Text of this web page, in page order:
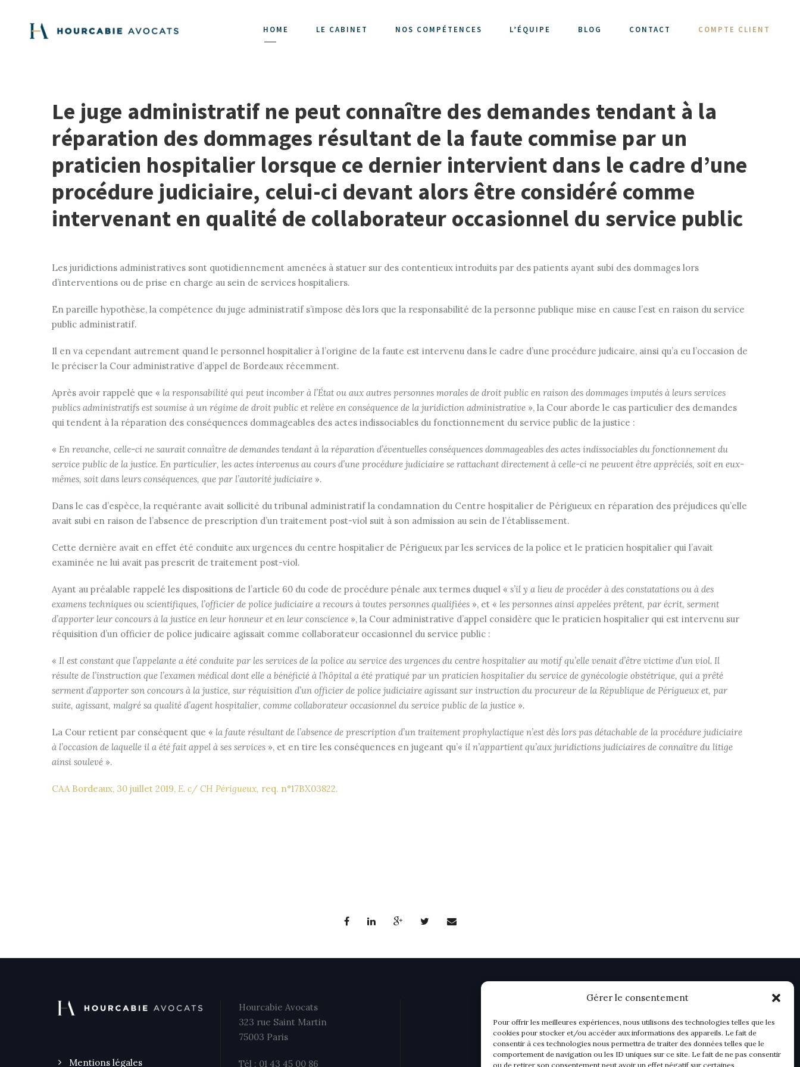
Gérer le consentement
Pour offrir les meilleures expériences, nous utilisons des technologies telles que les
cookies pour stocker et/ou accéder aux informations des appareils. Le fait de
consentir à ces technologies nous permettra de traiter des données telles que le
comportement de navigation ou les ID uniques sur ce site. Le fait de ne pas consentir
ou de retirer son consentement peut avoir un effet négatif sur certaines
HOME LE CABINET NOS COMPÉTENCES L’ÉQUIPE BLOG CONTACT COMPTE CLIENT
Le juge administratif ne peut connaître des demandes tendant à la
réparation des dommages résultant de la faute commise par un
praticien hospitalier lorsque ce dernier intervient dans le cadre d’une
procédure judiciaire, celui-ci devant alors être considéré comme
intervenant en qualité de collaborateur occasionnel du service public
Les juridictions administratives sont quotidiennement amenées à statuer sur des contentieux introduits par des patients ayant subi des dommages lors
d’interventions ou de prise en charge au sein de services hospitaliers.
En pareille hypothèse, la compétence du juge administratif s’impose dès lors que la responsabilité de la personne publique mise en cause l’est en raison du service
public administratif.
Il en va cependant autrement quand le personnel hospitalier à l’origine de la faute est intervenu dans le cadre d’une procédure judicaire, ainsi qu’a eu l’occasion de
le préciser la Cour administrative d’appel de Bordeaux récemment.
Après avoir rappelé que « la responsabilité qui peut incomber à l’État ou aux autres personnes morales de droit public en raison des dommages imputés à leurs services
publics administratifs est soumise à un régime de droit public et relève en conséquence de la juridiction administrative », la Cour aborde le cas particulier des demandes
qui tendent à la réparation des conséquences dommageables des actes indissociables du fonctionnement du service public de la justice :
« En revanche, celle-ci ne saurait connaître de demandes tendant à la réparation d’éventuelles conséquences dommageables des actes indissociables du fonctionnement du
service public de la justice. En particulier, les actes intervenus au cours d’une procédure judiciaire se rattachant directement à celle-ci ne peuvent être appréciés, soit en eux-
mêmes, soit dans leurs conséquences, que par l’autorité judiciaire ».
Dans le cas d’espèce, la requérante avait sollicité du tribunal administratif la condamnation du Centre hospitalier de Périgueux en réparation des préjudices qu’elle
avait subi en raison de l’absence de prescription d’un traitement post-viol suit à son admission au sein de l’établissement.
Cette dernière avait en effet été conduite aux urgences du centre hospitalier de Périgueux par les services de la police et le praticien hospitalier qui l’avait
examinée ne lui avait pas prescrit de traitement post-viol.
Ayant au préalable rappelé les dispositions de l’article 60 du code de procédure pénale aux termes duquel « s’il y a lieu de procéder à des constatations ou à des
examens techniques ou scientifiques, l’officier de police judiciaire a recours à toutes personnes qualifiées », et « les personnes ainsi appelées prêtent, par écrit, serment
d’apporter leur concours à la justice en leur honneur et en leur conscience », la Cour administrative d’appel considère que le praticien hospitalier qui est intervenu sur
réquisition d’un officier de police judicaire agissait comme collaborateur occasionnel du service public :
« Il est constant que l’appelante a été conduite par les services de la police au service des urgences du centre hospitalier au motif qu’elle venait d’être victime d’un viol. Il
résulte de l’instruction que l’examen médical dont elle a bénéficié à l’hôpital a été pratiqué par un praticien hospitalier du service de gynécologie obstétrique, qui a prêté
serment d’apporter son concours à la justice, sur réquisition d’un officier de police judiciaire agissant sur instruction du procureur de la République de Périgueux et, par
suite, agissant, malgré sa qualité d’agent hospitalier, comme collaborateur occasionnel du service public de la justice ».
La Cour retient par conséquent que « la faute résultant de l’absence de prescription d’un traitement prophylactique n’est dès lors pas détachable de la procédure judiciaire
à l’occasion de laquelle il a été fait appel à ses services », et en tire les conséquences en jugeant qu’« il n’appartient qu’aux juridictions judiciaires de connaître du litige
ainsi soulevé ».
CAA Bordeaux, 30 juillet 2019, E. c/ CH Périgueux, req. n°17BX03822.
Mentions légales
Hourcabie Avocats
323 rue Saint Martin
75003 Paris
Tél : 01 43 45 00 86